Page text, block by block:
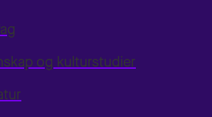
og kulturstudier